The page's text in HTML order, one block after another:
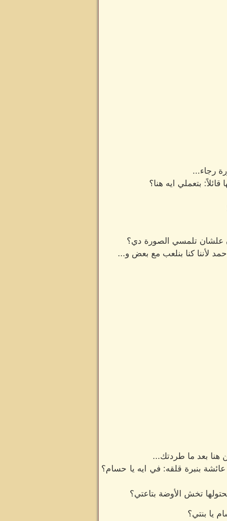
رجاء...
بتعملي ايه هنا؟
علشان تلمسي الصورة دي؟
لأننا كنا بنلعب مع بعض و...
هنا بعد ما طردتك...
بنبرة قلقه: في ايه يا حسام؟
تخش الأوضة بتاعتي؟
يا بنتي؟